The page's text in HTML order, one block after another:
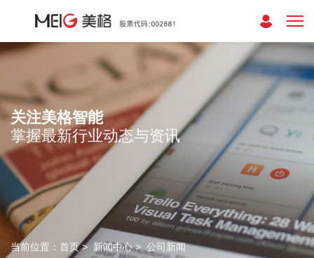
关注美格智能
掌握最新行业动态与资讯
当前位置： 首页> 新闻中心> 公司新闻